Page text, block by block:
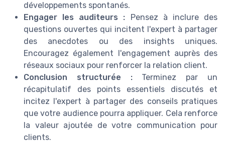
développements spontanés.
Engager les auditeurs : Pensez à inclure des
questions ouvertes qui incitent l'expert à partager
des anecdotes ou des insights uniques.
Encouragez également l'engagement auprès des
réseaux sociaux pour renforcer la relation client.
Conclusion structurée :Terminez par un
récapitulatif des points essentiels discutés et
incitez l'expert à partager des conseils pratiques
que votre audience pourra appliquer. Cela renforce
la valeur ajoutée de votre communication pour
clients.